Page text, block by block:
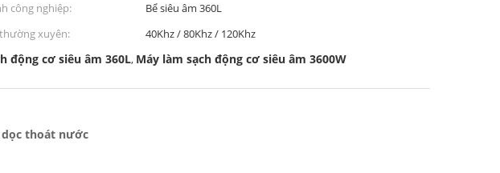
công nghiệp:
Bể siêu âm 360L
xuyên:
40Khz / 80Khz / 120Khz
động cơ siêu âm 360L, Máy làm sạch động cơ siêu âm 3600W
dọc thoát nước